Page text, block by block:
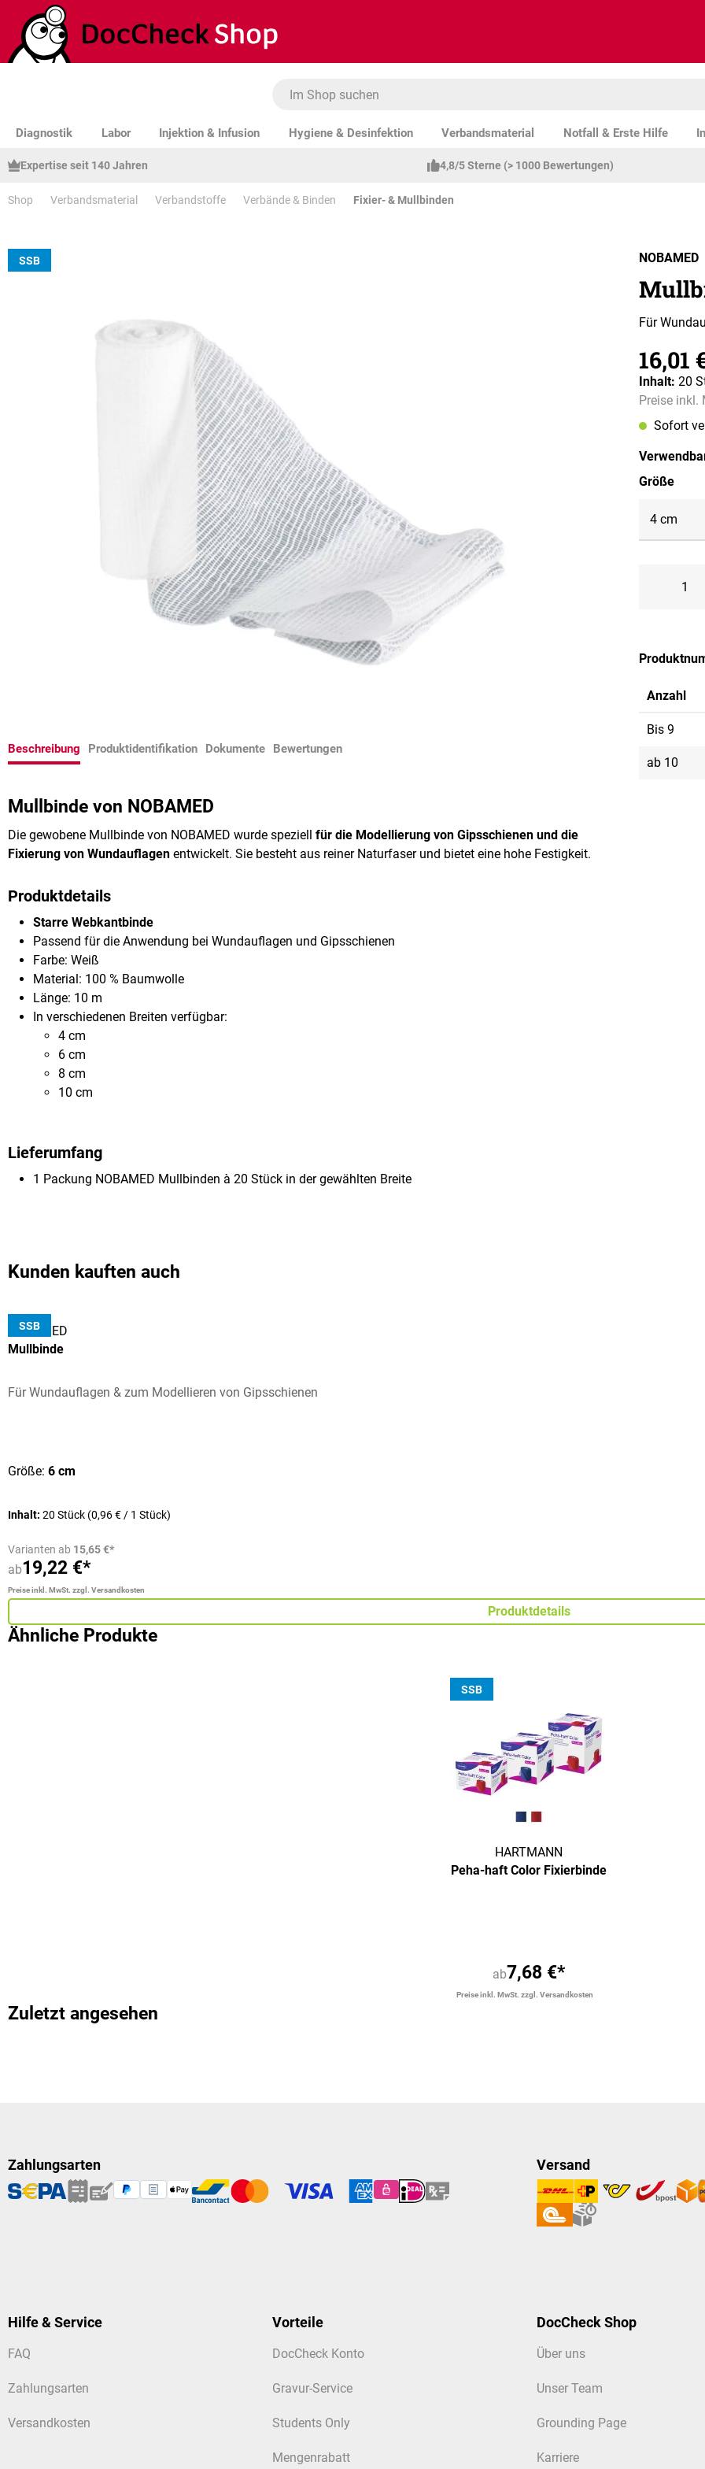
Hauptinhalt springen
Zur Suche springen
Zur Hauptnavigation springen
Diagnostik Labor Injektion & Infusion Hygiene & Desinfektion Verbandsmaterial Notfall & Erste Hilfe
Expertise seit 140 Jahren 4,8/5 Sterne (> 1000 Bewertungen)
Shop Verbandsmaterial Verbandstoffe Verbände & Binden Fixier- & Mullbinden
SSB NOBAMED
Für
16,01
Inhalt:20
Preise inkl.
Sofort
Größe
Anzahl
Bis9
ab 10
Beschreibung Produktidentifikation Dokumente Bewertungen
Mullbinde von NOBAMED
Die gewobene Mullbinde von NOBAMED wurde speziell für die Modellierung von Gipsschienen und die
Fixierung von Wundauflagen entwickelt. Sie besteht aus reiner Naturfaser und bietet eine hohe Festigkeit.
Produktdetails
Starre Webkantbinde
Passend für die Anwendung bei Wundauflagen und Gipsschienen
Farbe: Weiß
Material: 100 % Baumwolle
Länge: 10 m
In verschiedenen Breiten verfügbar:
4 cm
6 cm
8 cm
10 cm
Lieferumfang
1 Packung NOBAMED Mullbinden à 20 Stück in der gewählten Breite
Kunden kauften auch
SSB
NOBAMED
Mullbinde
Für Wundauflagen & zum Modellieren von Gipsschienen
Größe: 6 cm
Inhalt: 20 Stück (0,96 € / 1 Stück)
Varianten ab 15,65 €*
ab19,22 €*
Preise inkl. MwSt. zzgl. Versandkosten
Produktdetails
Ähnliche Produkte
SSB
HARTMANN
Peha-haft Color Fixierbinde
ab7,68 €*
Preise inkl. MwSt. zzgl. Versandkosten
Zuletzt angesehen
Zahlungsarten Versand
Hilfe & Service
FAQ
Zahlungsarten
Versandkosten
Vorteile
DocCheck Konto
Gravur-Service
Students Only
Mengenrabatt
DocCheck Shop
Über uns
Unser Team
Grounding Page
Karriere